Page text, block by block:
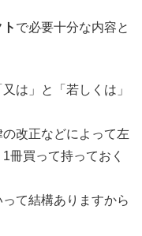
で必要十分な内容と
は」と「若しくは」
改正などによって左
冊買って持っておく
て結構ありますから